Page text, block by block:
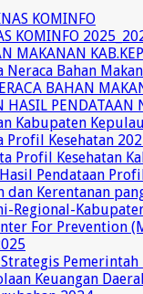
KOMINFO
KOMINFO
MAKANAN
Neraca Bahan
BAHAN
HASIL
Kabupaten
Profil Kesehatan
Profil Kesehatan
Pendataan
dan Kerentanan
Regional-
For Prevention
Strategis
Keuangan